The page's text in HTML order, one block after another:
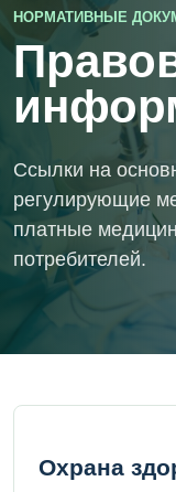
НОРМАТИВНЫЕ
Ссылки на
регулирующие
платные
потребителей.
Охрана